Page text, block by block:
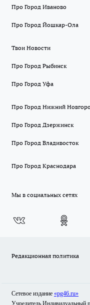
Про Город Иваново
Про Город Йошкар-Ола
Твои Новости
Про Город Рыбинск
Про Город Уфа
Про Город Нижний
Про Город Дзержинск
Про Город Владивосток
Про Город Краснодара
Мы в социальных сетях
Редакционная политика
Сетевое издание «pg46.ru»
Учредитель Индивидуальный